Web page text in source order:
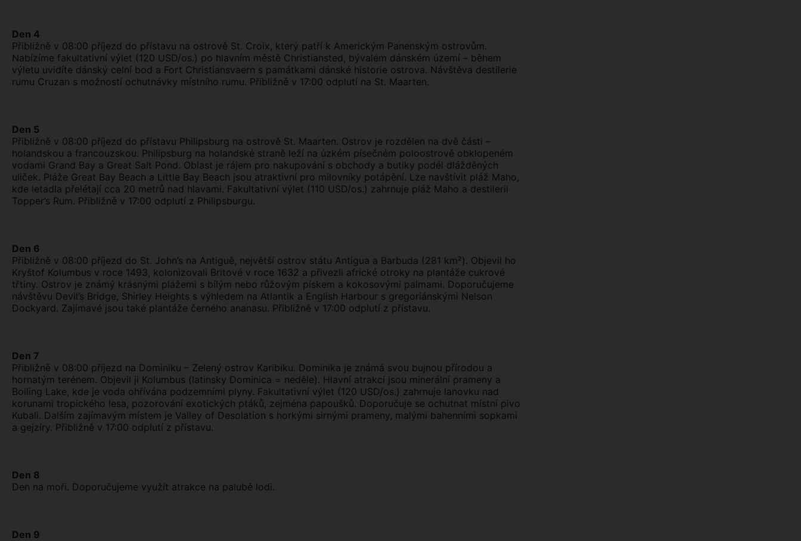
Den 4
Přibližně v 08:00 příjezd do přístavu na ostrově St. Croix, který patří k Americkým Panenským ostrovům.
Nabízíme fakultativní výlet (120 USD/os.) po hlavním městě Christiansted, bývalém dánském území – během
výletu uvidíte dánský celní bod a Fort Christiansvaern s památkami dánské historie ostrova. Návštěva destilerie
rumu Cruzan s možností ochutnávky místního rumu. Přibližně v 17:00 odplutí na St. Maarten.
Den 5
Přibližně v 08:00 příjezd do přístavu Philipsburg na ostrově St. Maarten. Ostrov je rozdělen na dvě části –
holandskou a francouzskou. Philipsburg na holandské straně leží na úzkém písečném poloostrově obklopeném
vodami Grand Bay a Great Salt Pond. Oblast je rájem pro nakupování s obchody a butiky podél dlážděných
uliček. Pláže Great Bay Beach a Little Bay Beach jsou atraktivní pro milovníky potápění. Lze navštívit pláž Maho,
kde letadla přelétají cca 20 metrů nad hlavami. Fakultativní výlet (110 USD/os.) zahrnuje pláž Maho a destilerii
Topper’s Rum. Přibližně v 17:00 odplutí z Philipsburgu.
Den 6
Přibližně v 08:00 příjezd do St. John’s na Antiguě, největší ostrov státu Antigua a Barbuda (281 km²). Objevil ho
Kryštof Kolumbus v roce 1493, kolonizovali Britové v roce 1632 a přivezli africké otroky na plantáže cukrové
třtiny. Ostrov je známý krásnými plážemi s bílým nebo růžovým pískem a kokosovými palmami. Doporučujeme
návštěvu Devil’s Bridge, Shirley Heights s výhledem na Atlantik a English Harbour s gregoriánskými Nelson
Dockyard. Zajímavé jsou také plantáže černého ananasu. Přibližně v 17:00 odplutí z přístavu.
Den 7
Přibližně v 08:00 příjezd na Dominiku – Zelený ostrov Karibiku. Dominika je známá svou bujnou přírodou a
hornatým terénem. Objevil ji Kolumbus (latinsky Dominica = neděle). Hlavní atrakcí jsou minerální prameny a
Boiling Lake, kde je voda ohřívána podzemními plyny. Fakultativní výlet (120 USD/os.) zahrnuje lanovku nad
korunami tropického lesa, pozorování exotických ptáků, zejména papoušků. Doporučuje se ochutnat místní pivo
Kubali. Dalším zajímavým místem je Valley of Desolation s horkými sirnými prameny, malými bahenními sopkami
a gejzíry. Přibližně v 17:00 odplutí z přístavu.
Den 8
Den na moři. Doporučujeme využít atrakce na palubě lodi.
Den 9